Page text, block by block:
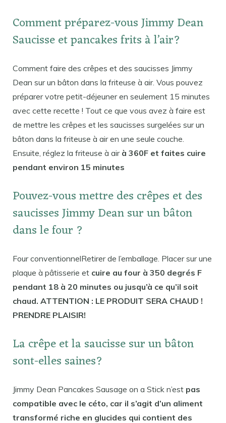
Comment préparez-vous Jimmy Dean
Saucisse et pancakes frits à l’air?
Comment faire des crêpes et des saucisses Jimmy
Dean sur un bâton dans la friteuse à air. Vous pouvez
préparer votre petit-déjeuner en seulement 15 minutes
avec cette recette ! Tout ce que vous avez à faire est
de mettre les crêpes et les saucisses surgelées sur un
bâton dans la friteuse à air en une seule couche.
Ensuite, réglez la friteuse à air à 360F et faites cuire
pendant environ 15 minutes
Pouvez-vous mettre des crêpes et des
saucisses Jimmy Dean sur un bâton
dans le four ?
Four conventionnelRetirer de l’emballage. Placer sur une
plaque à pâtisserie et cuire au four à 350 degrés F
pendant 18 à 20 minutes ou jusqu’à ce qu’il soit
chaud. ATTENTION : LE PRODUIT SERA CHAUD !
PRENDRE PLAISIR!
La crêpe et la saucisse sur un bâton
sont-elles saines?
Jimmy Dean Pancakes Sausage on a Stick n’est pas
compatible avec le céto, car il s’agit d’un aliment
transformé riche en glucides qui contient des